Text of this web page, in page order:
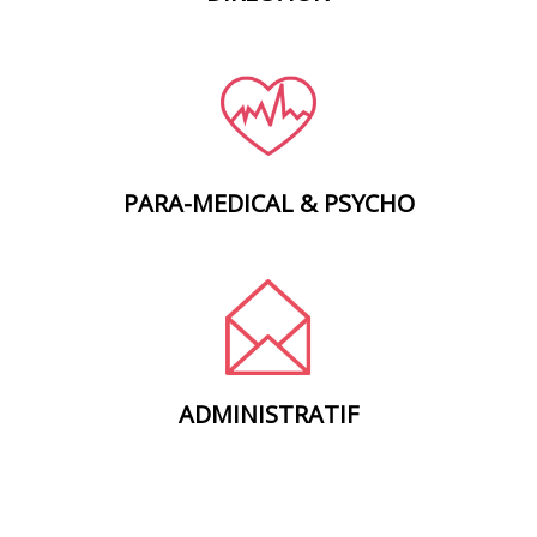
PARA-MEDICAL & PSYCHO
ERGOTHÉRAPEUTE, INFIRMIER(IÈRE), KINÉSITHÉRAPEUTE,
MÉDECIN, ORTHOPHONISTE, PSYCHOLOGUE,
ADMINISTRATIF
AGENT ADMINISTRATIF, COMPTABLE, GESTIONNAIRE PAYE,
SECRÉTAIRE, ASSISTANT(E) DE DIRECTION, RESPONSABLE
DÉVELOPPEMENT RH, RESPONSABLE PAIE, RESPONSABLE DES
SERVICES INFORMATIQUE, RESPONSABLE HYGIÈNE SÉCURITÉ